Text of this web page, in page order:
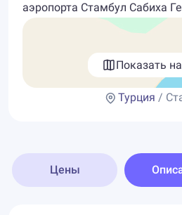
аэропорта Стамбул Сабиха
Показать
Турция /
Цены